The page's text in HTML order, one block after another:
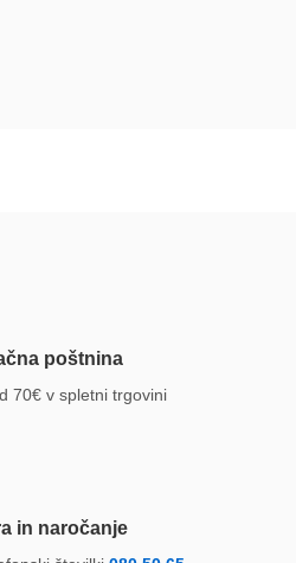
poštnina
70€ v spletni trgovini
in naročanje